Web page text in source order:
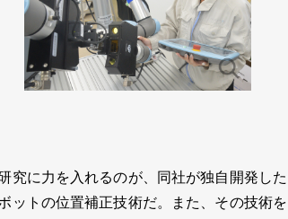
究に力を入れるのが、同社が独自開発した
ットの位置補正技術だ。また、その技術を